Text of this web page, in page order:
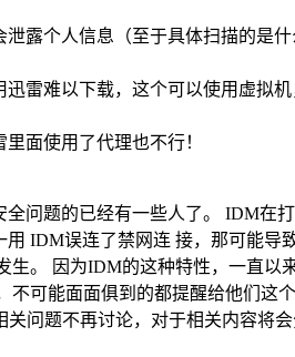
露个人信息（至于具体扫描的是
雷难以下载，这个可以使用虚拟
面使用了代理也不行！
问题的已经有一些人了。 IDM在
IDM误连了禁网连 接，那可能
。 因为IDM的这种特性，一直
可能面面俱到的都提醒给他们
问题不再讨论，对于相关内容将